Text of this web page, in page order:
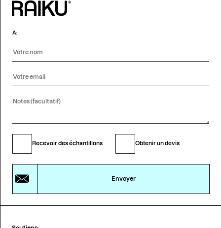
À:
Recevoir des échantillons Obtenir un devis
Envoyer